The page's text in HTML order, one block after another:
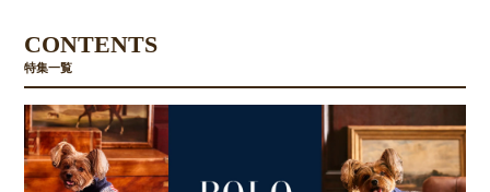
CONTENTS
特集一覧